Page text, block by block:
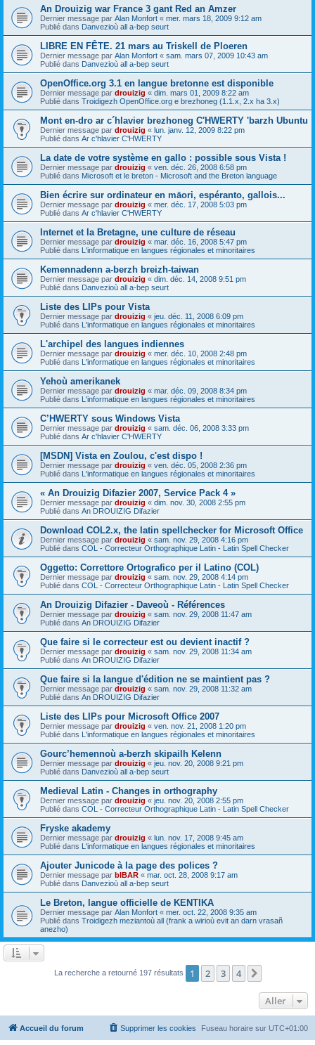
An Drouizig war France 3 gant Red an Amzer
Dernier message par Alan Monfort « mer. mars 18, 2009 9:12 am
Publié dans Danvezioù all a-bep seurt
LIBRE EN FÊTE. 21 mars au Triskell de Ploeren
Dernier message par Alan Monfort « sam. mars 07, 2009 10:43 am
Publié dans Danvezioù all a-bep seurt
OpenOffice.org 3.1 en langue bretonne est disponible
Dernier message par drouizig « dim. mars 01, 2009 8:22 am
Publié dans Troidigezh OpenOffice.org e brezhoneg (1.1.x, 2.x ha 3.x)
Mont en-dro ar c´hlavier brezhoneg C'HWERTY 'barzh Ubuntu
Dernier message par drouizig « lun. janv. 12, 2009 8:22 pm
Publié dans Ar c'hlavier C'HWERTY
La date de votre système en gallo : possible sous Vista !
Dernier message par drouizig « ven. déc. 26, 2008 6:58 pm
Publié dans Microsoft et le breton - Microsoft and the Breton language
Bien écrire sur ordinateur en māori, espéranto, gallois...
Dernier message par drouizig « mer. déc. 17, 2008 5:03 pm
Publié dans Ar c'hlavier C'HWERTY
Internet et la Bretagne, une culture de réseau
Dernier message par drouizig « mar. déc. 16, 2008 5:47 pm
Publié dans L'informatique en langues régionales et minoritaires
Kemennadenn a-berzh breizh-taiwan
Dernier message par drouizig « dim. déc. 14, 2008 9:51 pm
Publié dans Danvezioù all a-bep seurt
Liste des LIPs pour Vista
Dernier message par drouizig « jeu. déc. 11, 2008 6:09 pm
Publié dans L'informatique en langues régionales et minoritaires
L'archipel des langues indiennes
Dernier message par drouizig « mer. déc. 10, 2008 2:48 pm
Publié dans L'informatique en langues régionales et minoritaires
Yehoù amerikanek
Dernier message par drouizig « mar. déc. 09, 2008 8:34 pm
Publié dans L'informatique en langues régionales et minoritaires
C’HWERTY sous Windows Vista
Dernier message par drouizig « sam. déc. 06, 2008 3:33 pm
Publié dans Ar c'hlavier C'HWERTY
[MSDN] Vista en Zoulou, c'est dispo !
Dernier message par drouizig « ven. déc. 05, 2008 2:36 pm
Publié dans L'informatique en langues régionales et minoritaires
« An Drouizig Difazier 2007, Service Pack 4 »
Dernier message par drouizig « dim. nov. 30, 2008 2:55 pm
Publié dans An DROUIZIG Difazier
Download COL2.x, the latin spellchecker for Microsoft Office
Dernier message par drouizig « sam. nov. 29, 2008 4:16 pm
Publié dans COL - Correcteur Orthographique Latin - Latin Spell Checker
Oggetto: Correttore Ortografico per il Latino (COL)
Dernier message par drouizig « sam. nov. 29, 2008 4:14 pm
Publié dans COL - Correcteur Orthographique Latin - Latin Spell Checker
An Drouizig Difazier - Daveoù - Références
Dernier message par drouizig « sam. nov. 29, 2008 11:47 am
Publié dans An DROUIZIG Difazier
Que faire si le correcteur est ou devient inactif ?
Dernier message par drouizig « sam. nov. 29, 2008 11:34 am
Publié dans An DROUIZIG Difazier
Que faire si la langue d'édition ne se maintient pas ?
Dernier message par drouizig « sam. nov. 29, 2008 11:32 am
Publié dans An DROUIZIG Difazier
Liste des LIPs pour Microsoft Office 2007
Dernier message par drouizig « ven. nov. 21, 2008 1:20 pm
Publié dans L'informatique en langues régionales et minoritaires
Gourc’hemennoù a-berzh skipailh Kelenn
Dernier message par drouizig « jeu. nov. 20, 2008 9:21 pm
Publié dans Danvezioù all a-bep seurt
Medieval Latin - Changes in orthography
Dernier message par drouizig « jeu. nov. 20, 2008 2:55 pm
Publié dans COL - Correcteur Orthographique Latin - Latin Spell Checker
Fryske akademy
Dernier message par drouizig « lun. nov. 17, 2008 9:45 am
Publié dans L'informatique en langues régionales et minoritaires
Ajouter Junicode à la page des polices ?
Dernier message par bIBAR « mar. oct. 28, 2008 9:17 am
Publié dans Danvezioù all a-bep seurt
Le Breton, langue officielle de KENTIKA
Dernier message par Alan Monfort « mer. oct. 22, 2008 9:35 am
Publié dans Troidigezh meziantoù all (frank a wirioù evit an darn vrasañ
anezho)
La recherche a retourné 197 résultats 1 2 3 4
Aller
Accueil du forum Fuseau horaire sur UTC+01:00
Supprimer les cookies